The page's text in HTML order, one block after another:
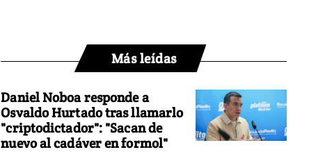
Más leídas
Daniel Noboa responde a
Osvaldo Hurtado tras llamarlo
"criptodictador": "Sacan de
nuevo al cadáver en formol"